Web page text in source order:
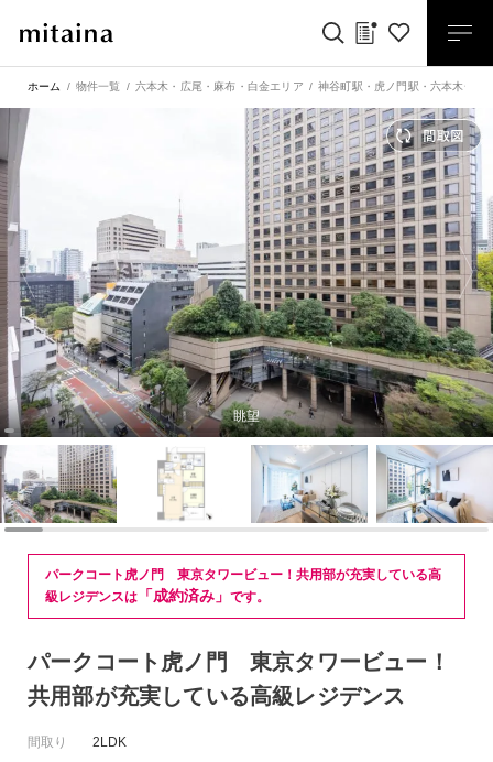
ホーム 物件一覧 六本木・広尾・麻布・白金エリア 神谷町駅 ・ 虎ノ門駅 ・六本木一丁
眺望
パークコート虎ノ門 東京タワービュー！共用部が充実している高
級レジデンスは 「成約済み」 です。
パークコート虎ノ門 東京タワービュー！
共用部が充実している高級レジデンス
間取り
2LDK